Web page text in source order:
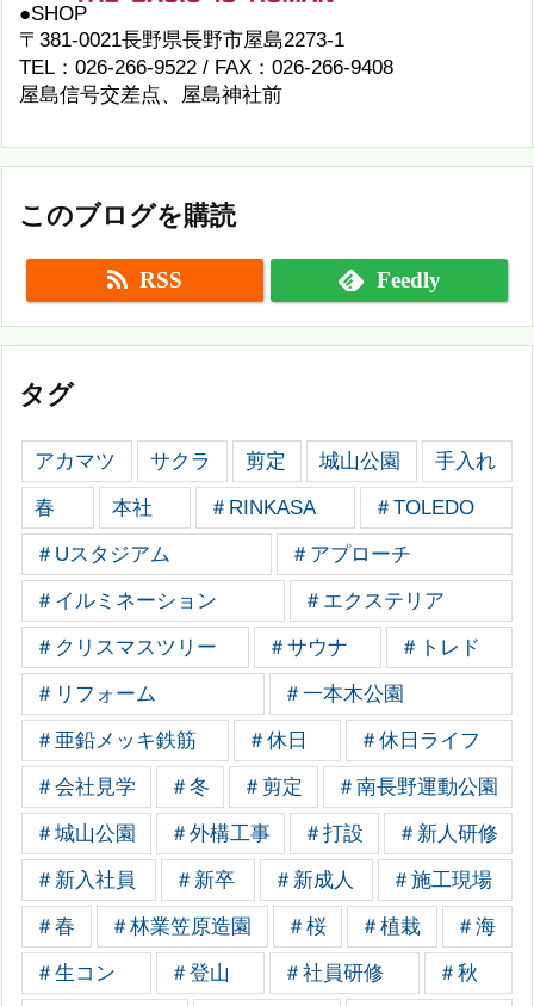
●SHOP
〒381-0021長野県長野市屋島2273-1
TEL：026-266-9522 / FAX：026-266-9408
屋島信号交差点、屋島神社前
このブログを購読
RSS Feedly
タグ
アカマツ サクラ 剪定 城山公園 手入れ
春 本社 ＃RINKASA ＃TOLEDO
＃Uスタジアム ＃アプローチ
＃イルミネーション ＃エクステリア
＃クリスマスツリー ＃サウナ ＃トレド
＃リフォーム ＃一本木公園
＃亜鉛メッキ鉄筋 ＃休日 ＃休日ライフ
＃会社見学 ＃冬 ＃剪定 ＃南長野運動公園
＃城山公園 ＃外構工事 ＃打設 ＃新人研修
＃新入社員 ＃新卒 ＃新成人 ＃施工現場
＃春 ＃林業笠原造園 ＃桜 ＃植栽 ＃海
＃生コン ＃登山 ＃社員研修 ＃秋